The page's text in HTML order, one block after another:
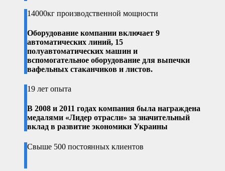
14000кг производственной мощности
Оборудование компании включает 9
автоматических линий, 15
полуавтоматических машин и
вспомогательное оборудование для выпечки
вафельных стаканчиков и листов.
19 лет опыта
В 2008 и 2011 годах компания была награждена
медалями «Лидер отрасли» за значительный
вклад в развитие экономики Украины
Свыше 500 постоянных клиентов